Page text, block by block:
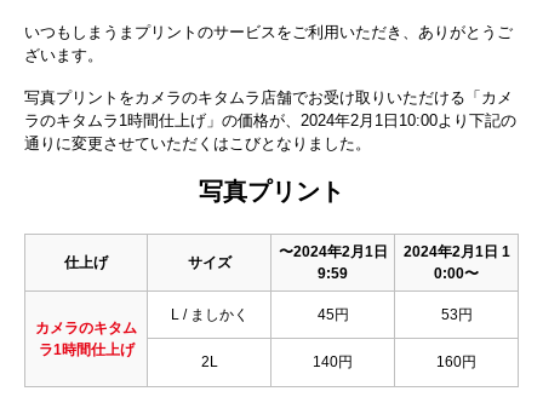
いつもしまうまプリントのサービスをご利用いただき、ありがとうご
ざいます。
写真プリントをカメラのキタムラ店舗でお受け取りいただける「カメ
ラのキタムラ1時間仕上げ」の価格が、2024年2月1日10:00より下記の
通りに変更させていただくはこびとなりました。
写真プリント
仕上げ サイズ
〜2024年2月1日
9:59
2024年2月1日 1
0:00〜
カメラのキタム
ラ1時間仕上げ
L / ましかく 45円 53円
2L 140円 160円